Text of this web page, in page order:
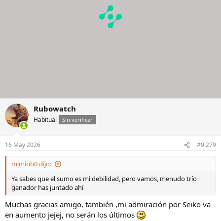
Rubowatch
Habitual Sin verificar
16 May 2026 #9.279
miminh0 dijo:
Ya sabes que el sumo es mi debilidad, pero vamos, menudo trío
ganador has juntado ahí
Muchas gracias amigo, también ,mi admiración por Seiko va
en aumento jejej, no serán los últimos